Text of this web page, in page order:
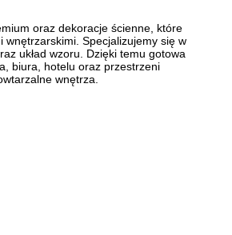
oraz dekoracje ścienne, które
Specjalizujemy się w
układ wzoru. Dzięki temu gotowa
biura, hotelu oraz przestrzeni
wnętrza.